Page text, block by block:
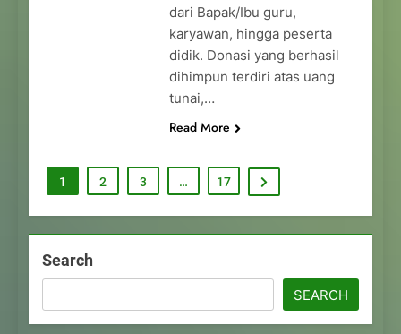
dari Bapak/Ibu guru,
karyawan, hingga peserta
didik. Donasi yang berhasil
dihimpun terdiri atas uang
tunai,…
Read More
1 2 3 … 17
Search
SEARCH